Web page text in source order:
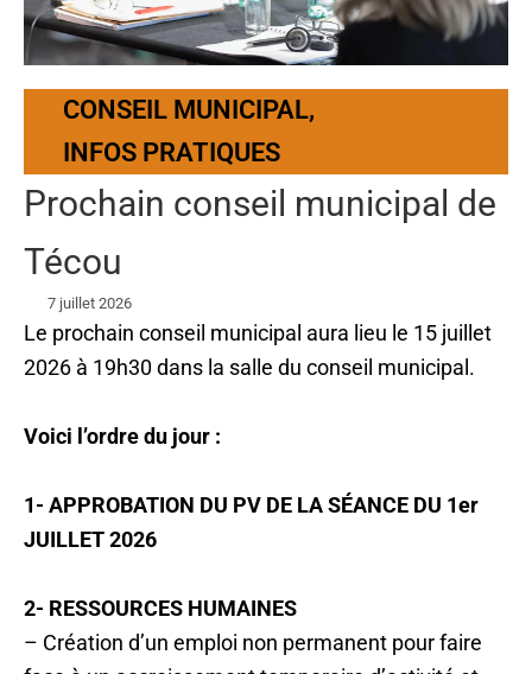
CONSEIL MUNICIPAL,
INFOS PRATIQUES
Prochain conseil municipal de
Técou
7 juillet 2026
Le prochain conseil municipal aura lieu le 15 juillet
2026 à 19h30 dans la salle du conseil municipal.
Voici l’ordre du jour :
1- APPROBATION DU PV DE LA SÉANCE DU 1er
JUILLET 2026
2- RESSOURCES HUMAINES
– Création d’un emploi non permanent pour faire